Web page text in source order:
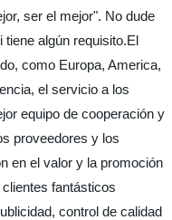
ser el mejor". No dude
algún requisito.El
como Europa, America,
el servicio a los
equipo de cooperación y
proveedores y los
en el valor y la promoción
fantásticos
control de calidad